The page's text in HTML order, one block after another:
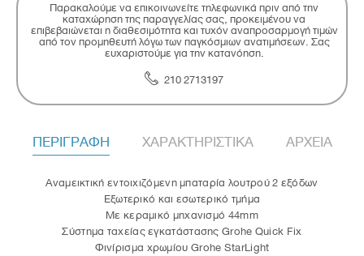
Παρακαλούμε να επικοινωνείτε τηλεφωνικά πριν από την
καταχώρηση της παραγγελίας σας, προκειμένου να
επιβεβαιώνεται η διαθεσιμότητα και τυχόν αναπροσαρμογή τιμών
από τον προμηθευτή λόγω των παγκόσμιων ανατιμήσεων. Σας
ευχαριστούμε για την κατανόηση.
210 2713197
ΠΕΡΙΓΡΑΦΗ ΧΑΡΑΚΤΗΡΙΣΤΙΚΑ ΑΡΧΕΙΑ
Αναμεικτική εντοιχιζόμενη μπαταρία λουτρού 2 εξόδων
Εξωτερικό και εσωτερικό τμήμα
Με κεραμικό μηχανισμό 44mm
Σύστημα ταχείας εγκατάστασης Grohe Quick Fix
Φινίρισμα χρωμίου Grohe StarLight